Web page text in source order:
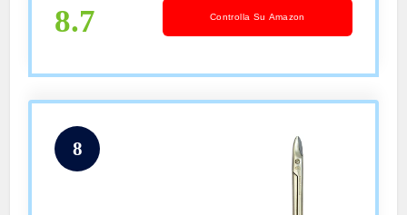
unghie
8.7 Controlla Su Amazon
8